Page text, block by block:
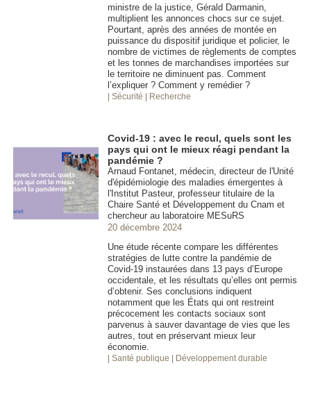
ministre de la justice, Gérald Darmanin,
multiplient les annonces chocs sur ce sujet.
Pourtant, après des années de montée en
puissance du dispositif juridique et policier, le
nombre de victimes de règlements de comptes
et les tonnes de marchandises importées sur
le territoire ne diminuent pas. Comment
l’expliquer ? Comment y remédier ?
| Sécurité | Recherche
Covid-19 : avec le recul, quels sont les
pays qui ont le mieux réagi pendant la
pandémie ?
Arnaud Fontanet, médecin, directeur de l'Unité
d'épidémiologie des maladies émergentes à
l'Institut Pasteur, professeur titulaire de la
Chaire Santé et Développement du Cnam et
chercheur au laboratoire MESuRS
20 décembre 2024
Une étude récente compare les différentes
stratégies de lutte contre la pandémie de
Covid-19 instaurées dans 13 pays d’Europe
occidentale, et les résultats qu’elles ont permis
d’obtenir. Ses conclusions indiquent
notamment que les États qui ont restreint
précocement les contacts sociaux sont
parvenus à sauver davantage de vies que les
autres, tout en préservant mieux leur
économie.
| Santé publique | Développement durable